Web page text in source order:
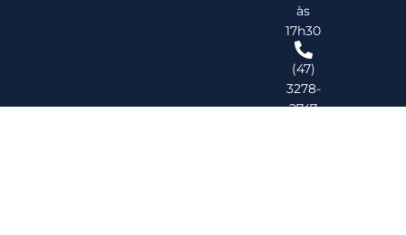
às
17h30
(47)
3278-
2747